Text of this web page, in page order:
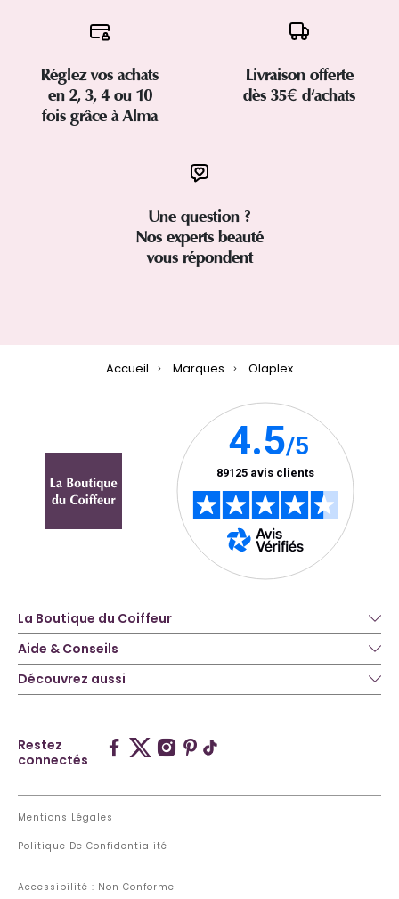
Réglez vos achats
en 2, 3, 4 ou 10
fois grâce à Alma
Livraison offerte
dès 35€ d'achats
Une question ?
Nos experts beauté
vous répondent
Accueil Marques Olaplex
La Boutique du Coiffeur
Aide & Conseils
Découvrez aussi
Restez
connectés
Mentions Légales
Politique De Confidentialité
Accessibilité : Non Conforme